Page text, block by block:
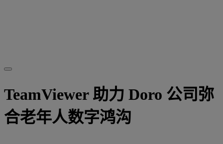
TeamViewer 助力 Doro 公司弥
合老年人数字鸿沟